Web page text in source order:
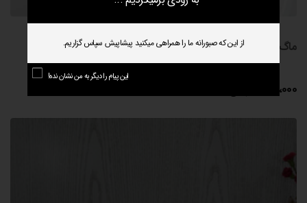
ماگ حیوانات استند موبایل
255،000
از این که صبورانه ما را همراهی میکنید پیشاپیش سپاس گزاریم.
این پیام را دیگر به من نشان نده!